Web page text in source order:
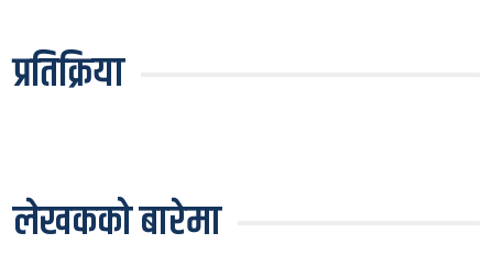
प्रतिक्रिया
लेखकको बारेमा